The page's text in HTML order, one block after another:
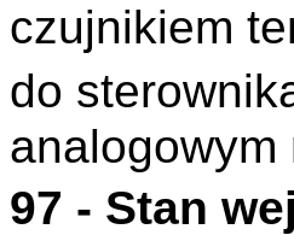
czujnikiem
do
analogowym
97 - Stan